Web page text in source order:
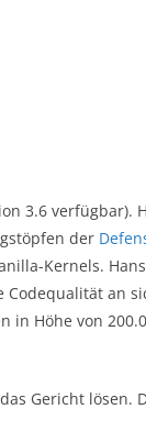
3.6 verfügbar).
der
Kernels.
an
in Höhe von
Gericht lösen.